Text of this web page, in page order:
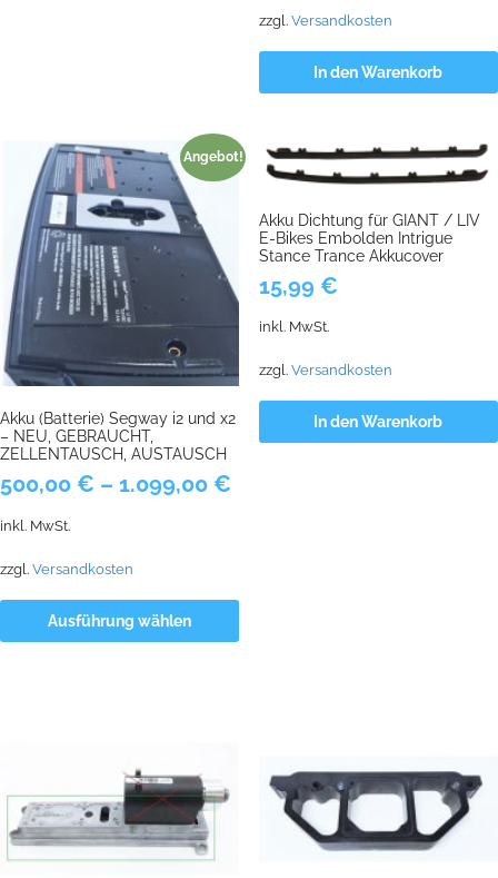
1.650,00 €1.199,00 €.
zzgl. Versandkosten
In den Warenkorb
Angebot!
Akku (Batterie) Segway i2 und x2
– NEU, GEBRAUCHT,
ZELLENTAUSCH, AUSTAUSCH
500,00 € – 1.099,00 €
inkl. MwSt.
zzgl. Versandkosten
Ausführung wählen
Akku Dichtung für GIANT / LIV
E-Bikes Embolden Intrigue
Stance Trance Akkucover
15,99 €
inkl. MwSt.
zzgl. Versandkosten
In den Warenkorb